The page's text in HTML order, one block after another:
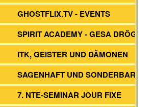
GHOSTFLIX.TV - EVENTS
SPIRIT ACADEMY - GESA DRÖGE
ITK, GEISTER UND DÄMONEN
SAGENHAFT UND SONDERBAR
7. NTE-SEMINAR JOUR FIXE